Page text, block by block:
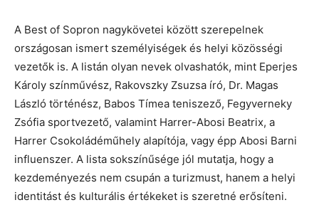
A Best of Sopron nagykövetei között szerepelnek
országosan ismert személyiségek és helyi közösségi
vezetők is. A listán olyan nevek olvashatók, mint Eperjes
Károly színművész, Rakovszky Zsuzsa író, Dr. Magas
László történész, Babos Tímea teniszező, Fegyverneky
Zsófia sportvezető, valamint Harrer-Abosi Beatrix, a
Harrer Csokoládéműhely alapítója, vagy épp Abosi Barni
influenszer. A lista sokszínűsége jól mutatja, hogy a
kezdeményezés nem csupán a turizmust, hanem a helyi
identitást és kulturális értékeket is szeretné erősíteni.